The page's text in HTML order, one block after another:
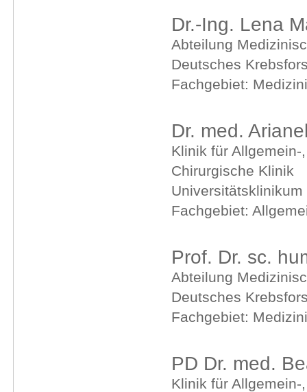
Dr.-Ing. Lena
Abteilung
Deutsches
Fachgebiet:
Dr. med.
Klinik für
Chirurgische Klinik
Universitätsklinikum
Fachgebiet:
Prof. Dr. sc.
Abteilung
Deutsches
Fachgebiet:
PD Dr. med.
Klinik für